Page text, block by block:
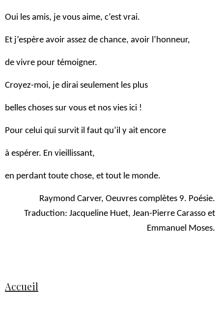
Oui les amis, je vous aime, c’est vrai.
Et j’espère avoir assez de chance, avoir l’honneur,
de vivre pour témoigner.
Croyez-moi, je dirai seulement les plus
belles choses sur vous et nos vies ici !
Pour celui qui survit il faut qu’il y ait encore
à espérer. En vieillissant,
en perdant toute chose, et tout le monde.
Raymond Carver, Oeuvres complètes 9. Poésie.
Traduction: Jacqueline Huet, Jean-Pierre Carasso et
Emmanuel Moses.
Accueil